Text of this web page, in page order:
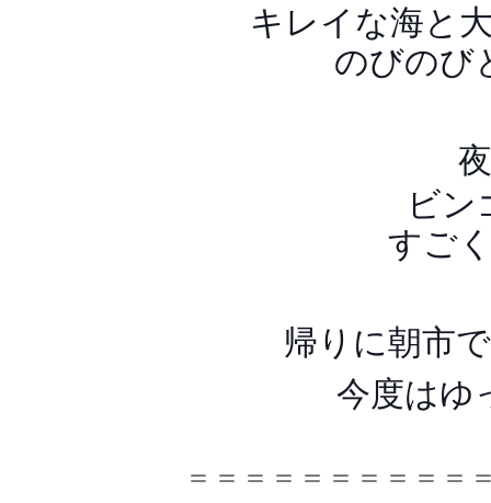
キレイな海と
のびのび
ビン
すご
帰りに朝市
今度はゆ
＝＝＝＝＝＝＝＝＝＝